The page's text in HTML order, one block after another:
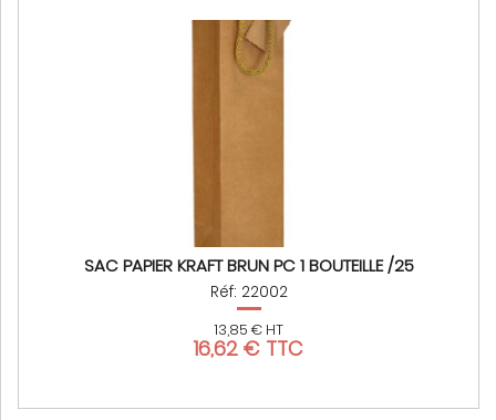
SAC PAPIER KRAFT BRUN PC 1 BOUTEILLE /25
Réf: 22002
13,85 € HT
16,62 € TTC